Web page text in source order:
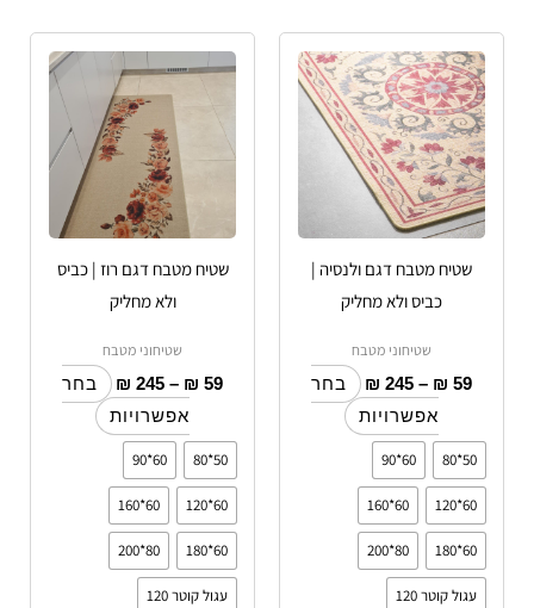
שטיח מטבח דגם ולנסיה |
כביס ולא מחליק
שטיחוני מטבח
₪ 59
–
₪ 245
מחירים:
⁦₪ 59⁩
עד
⁦₪ 245⁩
בחר
אפשרויות
למוצר
זה
יש
מספר
לבחור
את
האפשרויות
המוצר
50*80
60*90
60*120
60*160
60*180
80*200
עגול קוטר 120
שטיח מטבח דגם רוז | כביס
ולא מחליק
שטיחוני מטבח
₪ 59
–
₪ 245
מחירים:
עד
⁦₪ 245⁩
בחר
אפשרויות
למוצר
מספר
סוגים.
ניתן
לבחור
את
המוצר
50*80
60*90
60*120
60*160
60*180
80*200
עגול קוטר 120